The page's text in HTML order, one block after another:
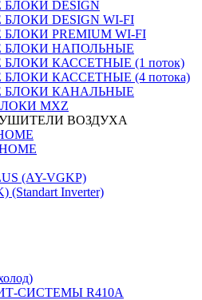
DESIGN
DESIGN WI-FI
PREMIUM WI-FI
БЛОКИ НАПОЛЬНЫЕ
КАССЕТНЫЕ (1 поток)
КАССЕТНЫЕ (4 потока)
БЛОКИ КАНАЛЬНЫЕ
MXZ
ВОЗДУХА
(AY-VGKP)
(Standart Inverter)
СИСТЕМЫ R410A